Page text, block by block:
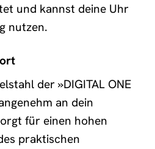
und kannst deine Uhr
nutzen.
der »DIGITAL ONE
an dein
für einen hohen
praktischen